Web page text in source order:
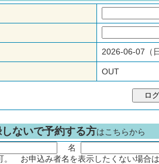
2026-06-07
OUT
ないで予約する方はこちらから
名
。 お申込み者名を表示したくない場合